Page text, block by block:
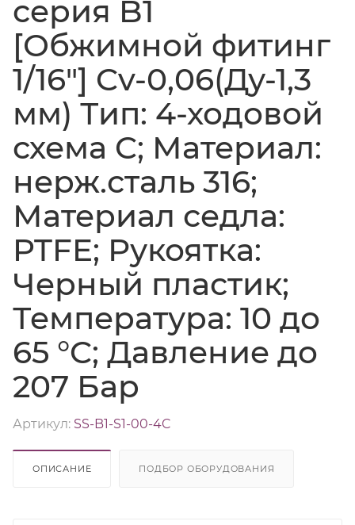
серия B1
[Обжимной фитинг
1/16"] Cv-0,06(Ду-1,3
мм) Тип: 4-ходовой
схема C; Материал:
нерж.сталь 316;
Материал седла:
PTFE; Рукоятка:
Черный пластик;
Температура: 10 до
65 °C; Давление до
207 Бар
Артикул: SS-B1-S1-00-4C
ОПИСАНИЕ ПОДБОР ОБОРУДОВАНИЯ